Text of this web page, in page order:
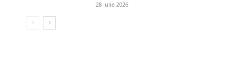
28 iulie 2026